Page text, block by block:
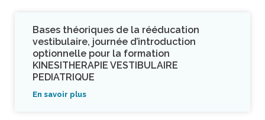
Bases théoriques de la rééducation
vestibulaire, journée d’introduction
optionnelle pour la formation
KINESITHERAPIE VESTIBULAIRE
PEDIATRIQUE
En savoir plus